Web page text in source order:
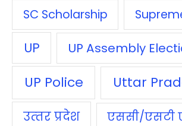
SC Scholarship
UP UP Assembly
UP Police Uttar
उत्‍तर प्रदेश एससी/एसटी